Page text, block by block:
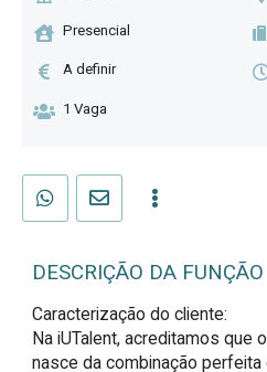
Presencial
A definir
1 Vaga
DESCRIÇÃO DA FUNÇÃO
Caracterização do cliente:
Na iUTalent, acreditamos que
nasce da combinação